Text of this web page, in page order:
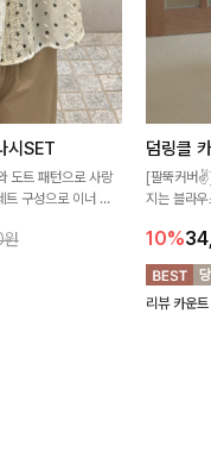
시SET
도트 패턴으로 사랑
트 구성으로 이너 걱
덤링클
[팔뚝커버
지는 블라
10%
리뷰 카운